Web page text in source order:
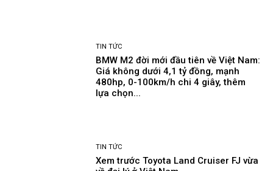
TIN TỨC
BMW M2 đời mới đầu tiên về Việt Nam:
Giá không dưới 4,1 tỷ đồng, mạnh
480hp, 0-100km/h chi 4 giây, thêm
lựa chọn...
TIN TỨC
Xem trước Toyota Land Cruiser FJ vừa